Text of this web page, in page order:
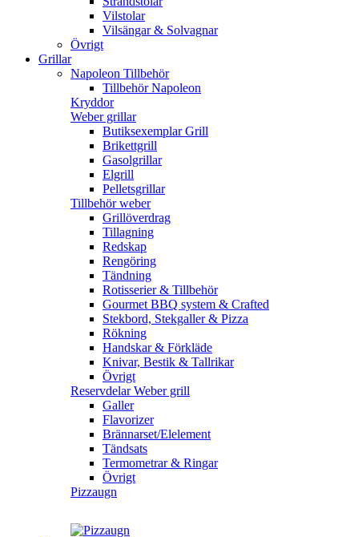
Vilstolar
Vilsängar & Solvagnar
Övrigt
Grillar
Napoleon Tillbehör
Tillbehör Napoleon
Kryddor
Weber grillar
Butiksexemplar Grill
Brikettgrill
Gasolgrillar
Elgrill
Pelletsgrillar
Tillbehör weber
Grillöverdrag
Tillagning
Redskap
Rengöring
Tändning
Rotisserier & Tillbehör
Gourmet BBQ system & Crafted
Stekbord, Stekgaller & Pizza
Rökning
Handskar & Förkläde
Knivar, Bestik & Tallrikar
Övrigt
Reservdelar Weber grill
Galler
Flavorizer
Brännarset/Elelement
Tändsats
Termometrar & Ringar
Övrigt
Pizzaugn